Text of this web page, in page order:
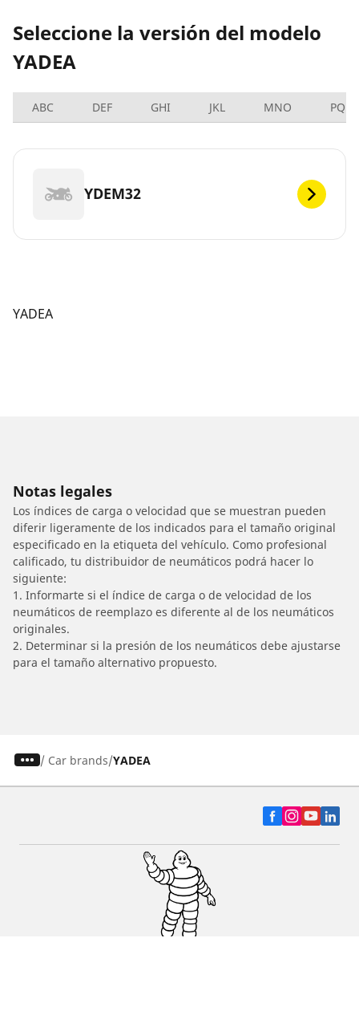
Seleccione la versión del modelo
YADEA
ABC DEF GHI JKL MNO PQRS
YDEM32
YADEA
Notas legales
Los índices de carga o velocidad que se muestran pueden
diferir ligeramente de los indicados para el tamaño original
especificado en la etiqueta del vehículo. Como profesional
calificado, tu distribuidor de neumáticos podrá hacer lo
siguiente:
1. Informarte si el índice de carga o de velocidad de los
neumáticos de reemplazo es diferente al de los neumáticos
originales.
2. Determinar si la presión de los neumáticos debe ajustarse
para el tamaño alternativo propuesto.
/ Car brands YADEA